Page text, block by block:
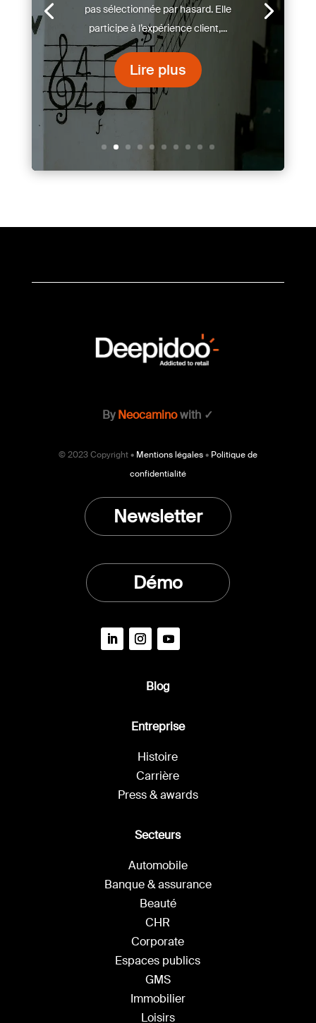
est joué. En réalité, lorsqu’il s’agit d’un
magasin, d’un restaurant, d’un...
Lire plus
ByNeocaminowith ✓
© 2023 Copyright • Mentions légales• Politique de
confidentialité
Secteurs
Automobile
Banque & assurance
Beauté
CHR
Corporate
Espaces publics
GMS
Immobilier
Loisirs
Entreprise
Histoire
Carrière
Press & awards
Blog
Newsletter
Démo